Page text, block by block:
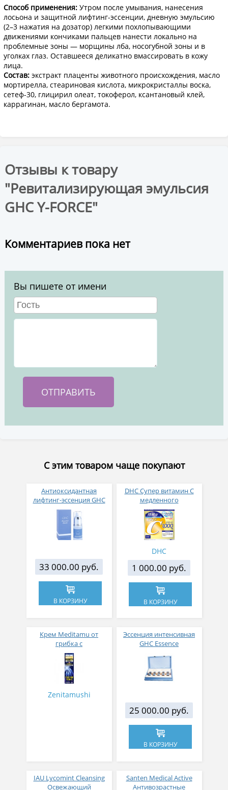
Способ применения: Утром после умывания, нанесения
лосьона и защитной лифтинг-эссенции, дневную эмульсию
(2–3 нажатия на дозатор) легкими похлопывающими
движениями кончиками пальцев нанести локально на
проблемные зоны — морщины лба, носогубной зоны и в
уголках глаз. Оставшееся деликатно вмассировать в кожу
лица.
Состав: экстракт плаценты животного происхождения, масло
мортирелла, стеариновая кислота, микрокристаллы воска,
сетеф-30, глицирил олеат, токоферол, ксантановый клей,
каррагинан, масло бергамота.
Отзывы к товару
"Ревитализирующая эмульсия
GHC Y-FORCE"
Комментариев пока нет
Вы пишете от имени
С этим товаром чаще покупают
Антиоксидантная
лифтинг-эcсенция GHC
Essential Shield
33 000.00 руб.
В КОРЗИНУ
DHC Супер витамин С
медленного
высвобождения 1000 мг
DHC
1 000.00 руб.
В КОРЗИНУ
Крем Meditamu от
грибка с
противозудным
эффектом 20 гр
Zenitamushi
Эссенция интенсивная
GHC Essence
25 000.00 руб.
В КОРЗИНУ
IAU Lycomint Cleansing
Освежающий
Santen Medical Active
Антивозрастные